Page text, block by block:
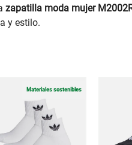
zapatilla moda mujer
y estilo.
Materiales sostenibles